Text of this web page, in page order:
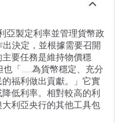
亞製定利率並管理貨幣政
決定，並根據需要召開
要任務是維持物價穩
也「……為貨幣穩定、充分
福利做出貢獻。」它實
低利率。相對較高的利
利亞央行的其他工具包